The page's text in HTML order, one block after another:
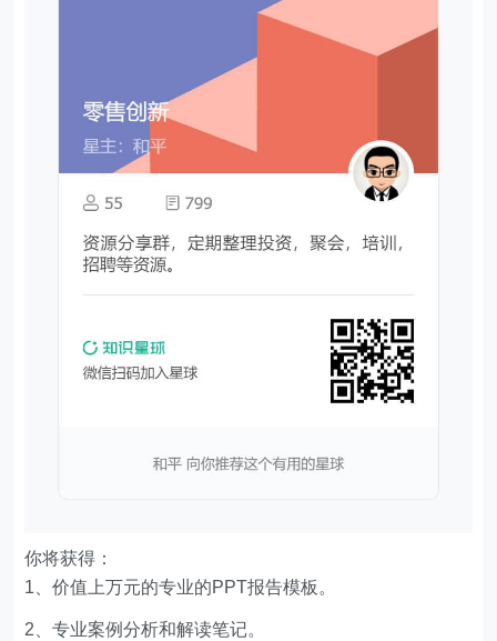
你将获得：
1、价值上万元的专业的PPT报告模板。
2、专业案例分析和解读笔记。